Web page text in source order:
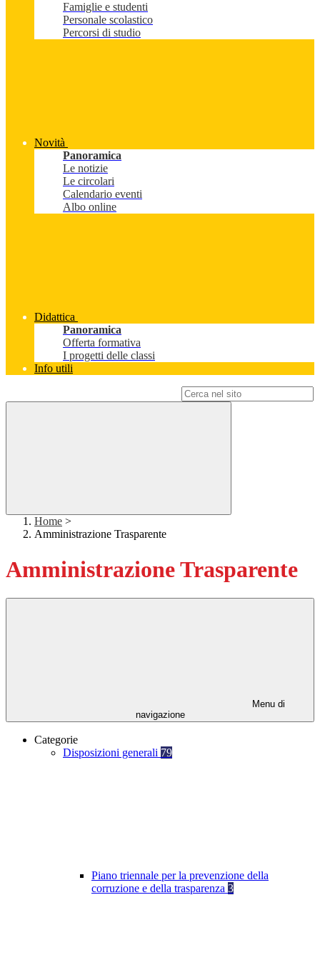
Famiglie e studenti
Personale scolastico
Percorsi di studio
Novità
Panoramica
Le notizie
Le circolari
Calendario eventi
Albo online
Didattica
Panoramica
Offerta formativa
I progetti delle classi
Info utili
Home >
Amministrazione Trasparente
Amministrazione Trasparente
Menu di
navigazione
Categorie
Disposizioni generali 79
Piano triennale per la prevenzione della
corruzione e della trasparenza 3